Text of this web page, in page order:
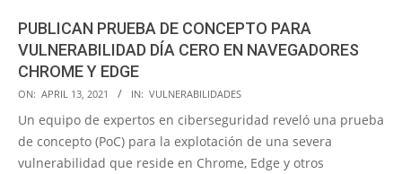
PUBLICAN PRUEBA DE CONCEPTO PARA
VULNERABILIDAD DÍA CERO EN NAVEGADORES
CHROME Y EDGE
2021-
04-
13
ON: APRIL 13, 2021 IN: VULNERABILIDADES
Un equipo de expertos en ciberseguridad reveló una prueba
de concepto (PoC) para la explotación de una severa
vulnerabilidad que reside en Chrome, Edge y otros